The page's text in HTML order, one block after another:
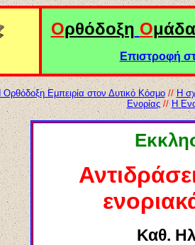
Ορθόδοξη Ομάδα
Επιστροφή
Ορθόδοξη Εμπειρία στον Δυτικό Κόσμο// Η
Ενορίας//Η
Καθ.